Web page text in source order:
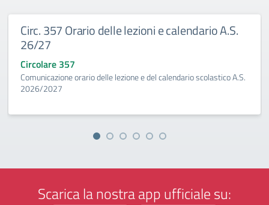
Circ. 357 Orario delle lezioni e calendario A.S.
26/27
Circolare 357
Comunicazione orario delle lezione e del calendario scolastico A.S.
2026/2027
Scarica la nostra app ufficiale su: